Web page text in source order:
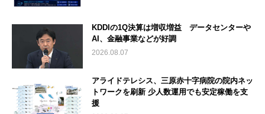
KDDIの1Q決算は増収増益 データセンターや
AI、金融事業などが好調
2026.08.07
アライドテレシス、三原赤十字病院の院内ネッ
トワークを刷新 少人数運用でも安定稼働を支
援